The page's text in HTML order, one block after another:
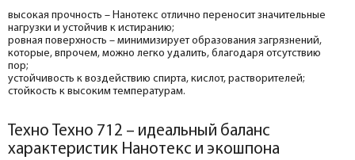
высокая прочность – Нанотекс отлично переносит значительные
нагрузки и устойчив к истиранию;
ровная поверхность – минимизирует образования загрязнений,
которые, впрочем, можно легко удалить, благодаря отсутствию
пор;
устойчивость к воздействию спирта, кислот, растворителей;
стойкость к высоким температурам.
Техно Техно 712 – идеальный баланс
характеристик Нанотекс и экошпона